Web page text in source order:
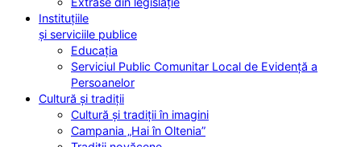
Instituțiile
și serviciile publice
Educația
Serviciul Public Comunitar Local de Evidență a
Persoanelor
Cultură și tradiții
Cultură și tradiții în imagini
Campania „Hai în Oltenia”